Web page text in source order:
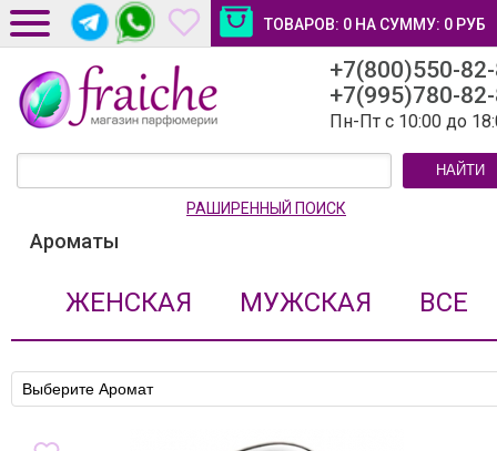
ТОВАРОВ: 0 НА СУММУ: 0 РУБ
ДОСТАВКА И ОПЛАТА
НОВОСТИ И СТАТЬИ
+7(800)550-
+7(995)780-
Пн-Пт с 10:00 до
НАЙТИ
РАШИРЕННЫЙ ПОИСК
Ароматы
ЖЕНСКАЯ МУЖСКАЯ ВСЕ